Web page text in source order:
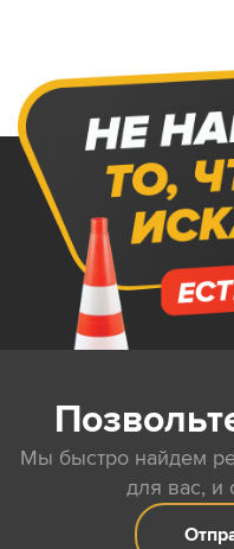
Мы быстро найдем
для вас, и